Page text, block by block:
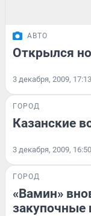
АВТО
Открылся
3 декабря, 2009, 17:13
ГОРОД
Казанские
3 декабря, 2009, 16:50
ГОРОД
«Вамин»
закупочные